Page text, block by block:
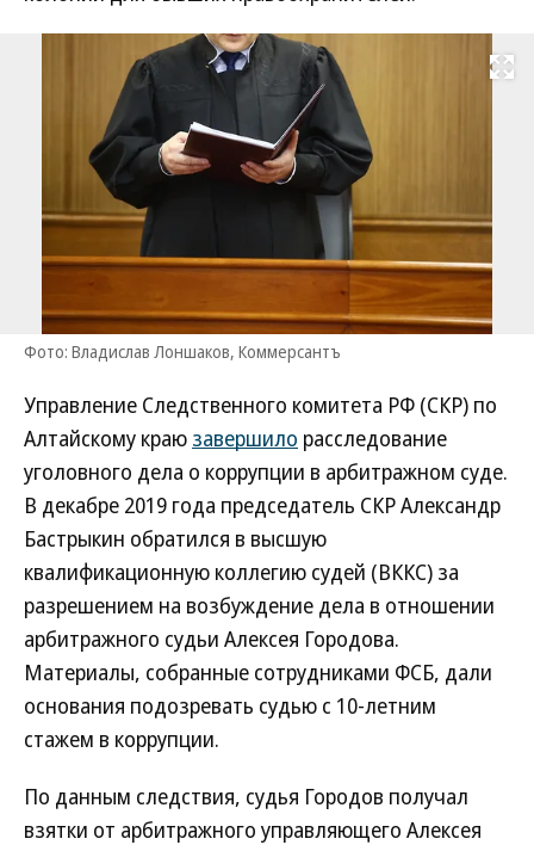
Развернуть
Фото: Владислав Лоншаков, Коммерсантъ
Управление Следственного комитета РФ (СКР) по
Алтайскому краю завершило расследование
уголовного дела о коррупции в арбитражном суде.
В декабре 2019 года председатель СКР Александр
Бастрыкин обратился в высшую
квалификационную коллегию судей (ВККС) за
разрешением на возбуждение дела в отношении
арбитражного судьи Алексея Городова.
Материалы, собранные сотрудниками ФСБ, дали
основания подозревать судью с 10-летним
стажем в коррупции.
По данным следствия, судья Городов получал
взятки от арбитражного управляющего Алексея